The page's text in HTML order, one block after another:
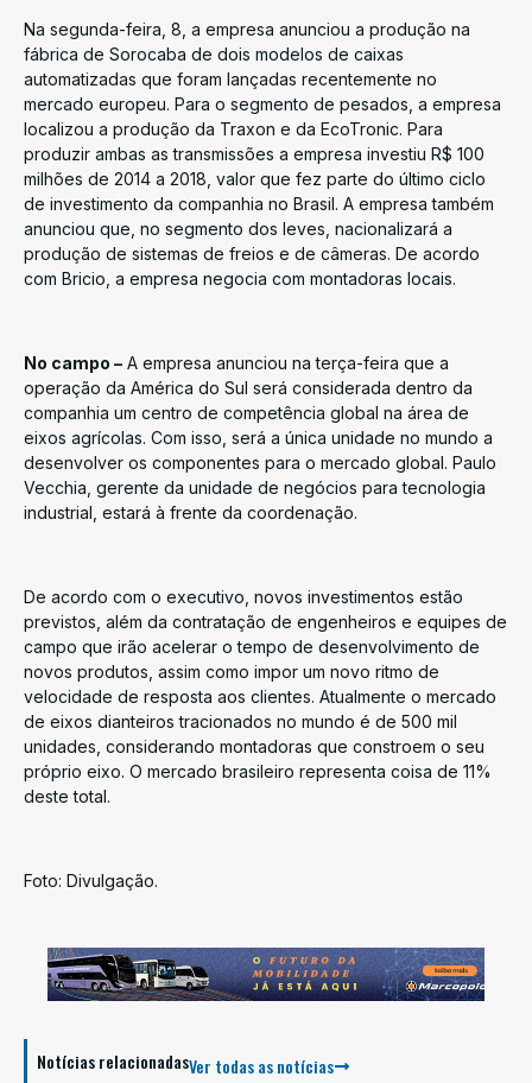
Na segunda-feira, 8, a empresa anunciou a produção na
fábrica de Sorocaba de dois modelos de caixas
automatizadas que foram lançadas recentemente no
mercado europeu. Para o segmento de pesados, a empresa
localizou a produção da Traxon e da EcoTronic. Para
produzir ambas as transmissões a empresa investiu R$ 100
milhões de 2014 a 2018, valor que fez parte do último ciclo
de investimento da companhia no Brasil. A empresa também
anunciou que, no segmento dos leves, nacionalizará a
produção de sistemas de freios e de câmeras. De acordo
com Bricio, a empresa negocia com montadoras locais.
No campo – A empresa anunciou na terça-feira que a
operação da América do Sul será considerada dentro da
companhia um centro de competência global na área de
eixos agrícolas. Com isso, será a única unidade no mundo a
desenvolver os componentes para o mercado global. Paulo
Vecchia, gerente da unidade de negócios para tecnologia
industrial, estará à frente da coordenação.
De acordo com o executivo, novos investimentos estão
previstos, além da contratação de engenheiros e equipes de
campo que irão acelerar o tempo de desenvolvimento de
novos produtos, assim como impor um novo ritmo de
velocidade de resposta aos clientes. Atualmente o mercado
de eixos dianteiros tracionados no mundo é de 500 mil
unidades, considerando montadoras que constroem o seu
próprio eixo. O mercado brasileiro representa coisa de 11%
deste total.
Foto: Divulgação.
Notícias relacionadasVer todas as notícias